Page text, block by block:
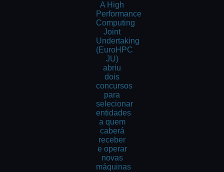
A High
Performance
Computing
Joint
Undertaking
(EuroHPC
JU)
abriu
dois
concursos
para
selecionar
entidades
a quem
caberá
receber
e operar
novas
máquinas